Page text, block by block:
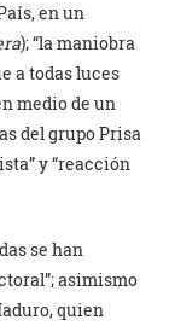
en un
); “la maniobra
a todas luces
medio de un
del grupo Prisa
y “reacción
se han
asimismo
quien